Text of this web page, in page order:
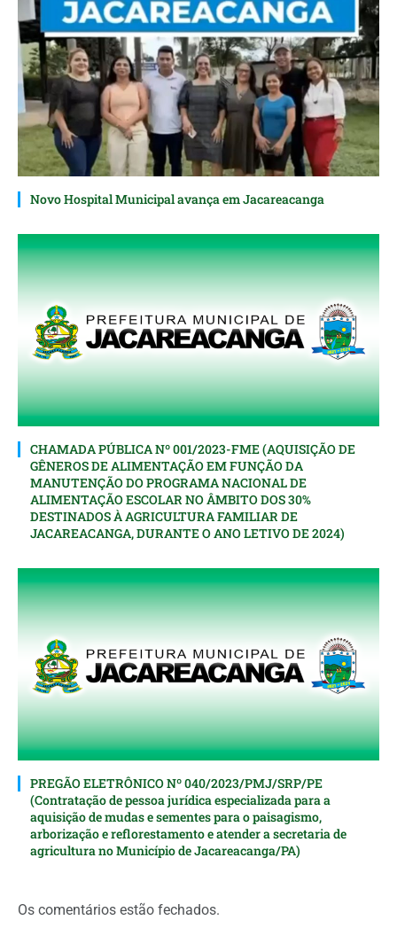
Novo Hospital Municipal avança em Jacareacanga
CHAMADA PÚBLICA Nº 001/2023-FME (AQUISIÇÃO DE
GÊNEROS DE ALIMENTAÇÃO EM FUNÇÃO DA
MANUTENÇÃO DO PROGRAMA NACIONAL DE
ALIMENTAÇÃO ESCOLAR NO ÂMBITO DOS 30%
DESTINADOS À AGRICULTURA FAMILIAR DE
JACAREACANGA, DURANTE O ANO LETIVO DE 2024)
PREGÃO ELETRÔNICO Nº 040/2023/PMJ/SRP/PE
(Contratação de pessoa jurídica especializada para a
aquisição de mudas e sementes para o paisagismo,
arborização e reflorestamento e atender a secretaria de
agricultura no Município de Jacareacanga/PA)
Os comentários estão fechados.